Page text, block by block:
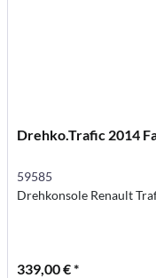
Drehko.Trafic 2014
59585
Drehkonsole Renault
339,00 € *